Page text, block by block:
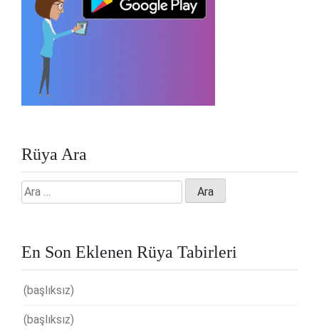
Rüya Ara
Arama:
En Son Eklenen Rüya Tabirleri
(başlıksız)
(başlıksız)